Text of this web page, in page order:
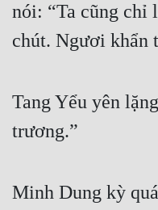
nói: “Ta cũng chỉ
chút. Ngươi khẩn
Tang Yểu yên
trương.”
Minh Dung kỳ